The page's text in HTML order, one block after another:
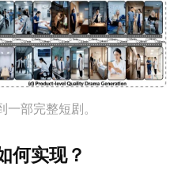
部完整短剧。
何实现？